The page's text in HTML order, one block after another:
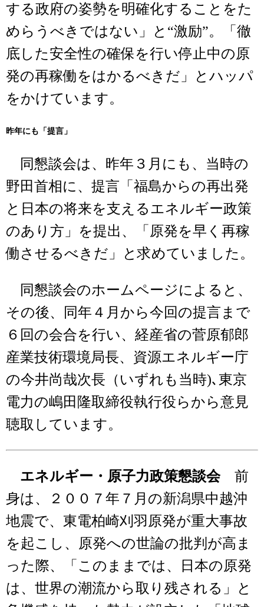
する政府の姿勢を明確化することをた
めらうべきではない」と“激励”。「徹
底した安全性の確保を行い停止中の原
発の再稼働をはかるべきだ」とハッパ
をかけています。
昨年にも「提言」
同懇談会は、昨年３月にも、当時の
野田首相に、提言「福島からの再出発
と日本の将来を支えるエネルギー政策
のあり方」を提出、「原発を早く再稼
働させるべきだ」と求めていました。
同懇談会のホームページによると、
その後、同年４月から今回の提言まで
６回の会合を行い、経産省の菅原郁郎
産業技術環境局長、資源エネルギー庁
の今井尚哉次長（いずれも当時)､東京
電力の嶋田隆取締役執行役らから意見
聴取しています。
エネルギー・原子力政策懇談会前
身は、２００７年７月の新潟県中越沖
地震で、東電柏崎刈羽原発が重大事故
を起こし、原発への世論の批判が高ま
った際、「このままでは、日本の原発
は、世界の潮流から取り残される」と